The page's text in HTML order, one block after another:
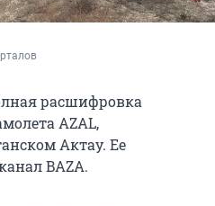
расшифровка
AZAL,
Актау. Ее
BAZA.